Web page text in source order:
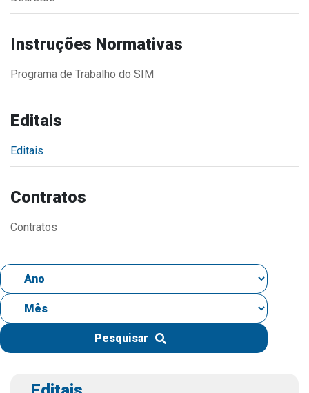
Secretarias
Agricultura e Meio Ambiente
Assistência Social
Obras
IPTU 2026
Nota Fiscal Eletrônica
Portal do Cidadão
Instruções Normativas
Programa de Trabalho do SIM
Editais
Editais
Contratos
Contratos
Pesquisar